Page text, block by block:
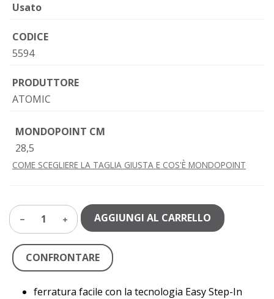
Usato
CODICE
5594
PRODUTTORE
ATOMIC
MONDOPOINT CM
28,5
COME SCEGLIERE LA TAGLIA GIUSTA E COS'È MONDOPOINT
1 AGGIUNGI AL CARRELLO
CONFRONTARE
ferratura facile con la tecnologia Easy Step-In